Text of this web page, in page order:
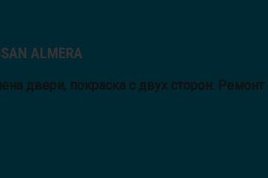
ALMERA
двери, покраска с двух сторон.